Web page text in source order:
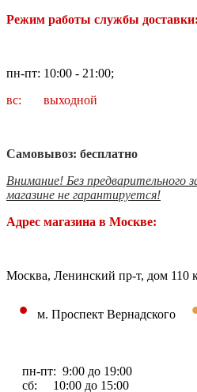
Режим работы службы доставки:
пн-пт: 10:00 - 21:00;
вс: выходной
Самовывоз: бесплатно
Внимание! Без предварительного
магазине не гарантируется!
Адрес магазина в Москве:
Москва, Ленинский пр-т, дом 110
• м. Проспект Вернадского
пн-пт: 9:00 до 19:00
сб: 10:00 до 15:00